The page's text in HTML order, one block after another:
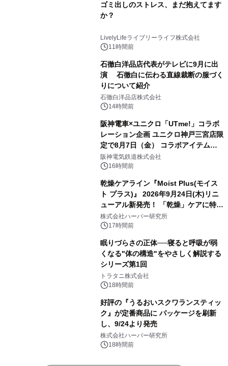
ゴミ出しのストレス、まだ抱えてます
か？
LivelyLifeライブリーライフ株式会社
11時間前
石徹白洋品店代表がテレビに9月に出
演 石徹白に伝わる直線裁断の服づく
りについて紹介
石徹白洋品店株式会社
14時間前
阪神電車×ユニクロ「UTme!」コラボ
レーション企画 ユニクロ神戸三宮店限
定で8月7日（金） コラボアイテムが
発売決定！
阪神電気鉄道株式会社
16時間前
乾燥ケアライン『Moist Plus(モイス
ト プラス)』 2026年9月24日(木)リニ
ューアル新発売！ 「乾燥」ケアに特化
し、ライン使いで潤いに満ちた肌へ
株式会社ハーバー研究所
17時間前
眠りづらさの正体──寝ると呼吸が弱
くなる"体の構造"をやさしく解説する
シリーズ第1回
トラタニ株式会社
18時間前
好評の『うるおいスクワランスティッ
ク』が定番商品に パッケージを刷新
し、9/24より発売
株式会社ハーバー研究所
18時間前